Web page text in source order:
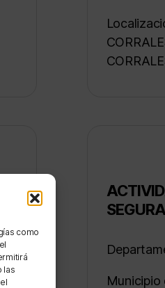
como
las
Municipio